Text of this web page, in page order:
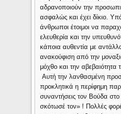
αδρανοποιούν την
ασφαλώς και έχει δίκιο.
άνθρωποι έτοιμοι να
ελευθερία και την
κάποια αυθεντία με
ανακούφιση από την
μόχθο και την αβεβαιότητα
Αυτή την λανθασμένη
προκλητικά η περίφημη
συναντήσεις τον Βούδα
σκότωσέ τον» ! Πολλές